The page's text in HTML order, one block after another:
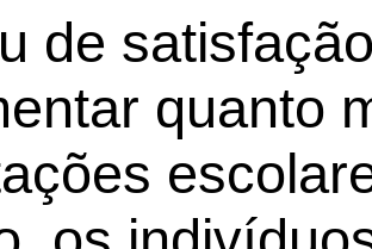
de
quanto